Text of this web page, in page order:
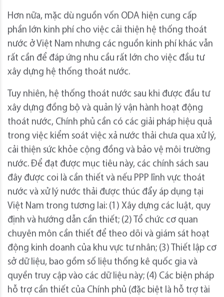
Hơn nữa, mặc dù nguồn vốn ODA hiện cung cấp
phần lớn kinh phí cho việc cải thiện hệ thống thoát
nước ở Việt Nam nhưng các nguồn kinh phí khác vẫn
rất cần để đáp ứng nhu cầu rất lớn cho việc đầu tư
xây dựng hệ thống thoát nước.
Tuy nhiên, hệ thống thoát nước sau khi được đầu tư
xây dựng đồng bộ và quản lý vận hành hoạt động
thoát nước, Chính phủ cần có các giải pháp hiệu quả
trong việc kiểm soát việc xả nước thải chưa qua xử lý,
cải thiện sức khỏe cộng đồng và bảo vệ môi trường
nước. Để đạt được mục tiêu này, các chính sách sau
đây được coi là cần thiết và nếu PPP lĩnh vực thoát
nước và xử lý nước thải được thúc đẩy áp dụng tại
Việt Nam trong tương lai: (1) Xây dựng các luật, quy
định và hướng dẫn cần thiết; (2) Tổ chức cơ quan
chuyên môn cần thiết để theo dõi và giám sát hoạt
động kinh doanh của khu vực tư nhân; (3) Thiết lập cơ
sở dữ liệu, bao gồm số liệu thống kê quốc gia và
quyền truy cập vào các dữ liệu này; (4) Các biện pháp
hỗ trợ cần thiết của Chính phủ (đặc biệt là hỗ trợ tài